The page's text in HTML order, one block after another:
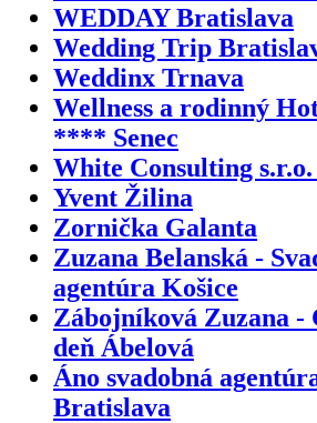
WEDDAY Bratislava
Wedding Trip
Weddinx Trnava
Wellness a rodinný
**** Senec
White Consulting
Yvent Žilina
Zornička Galanta
Zuzana Belanská -
agentúra Košice
Zábojníková Zuzana -
deň Ábelová
Áno svadobná
Bratislava